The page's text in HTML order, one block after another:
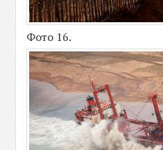
Фото 16.